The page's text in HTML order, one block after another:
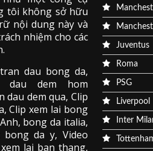
tôi không sở hữu
nội dung này và
nhiệm cho các
dau bong da,
dem hom
dau dem qua, Clip
, Clip xem lai bong
bong da italia,
bong da y, Video
lai ban thang,
Juventus
Roma
PSG
Liverpool
Inter